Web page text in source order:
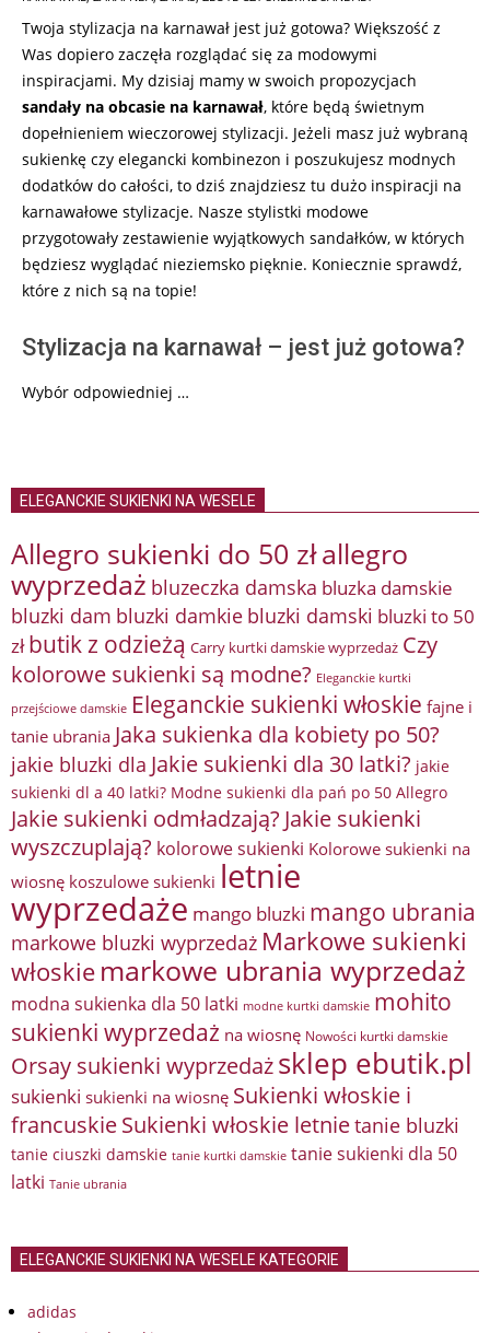
Twoja stylizacja na karnawał jest już gotowa? Większość z
Was dopiero zaczęła rozglądać się za modowymi
inspiracjami. My dzisiaj mamy w swoich propozycjach
sandały na obcasie na karnawał, które będą świetnym
dopełnieniem wieczorowej stylizacji. Jeżeli masz już wybraną
sukienkę czy elegancki kombinezon i poszukujesz modnych
dodatków do całości, to dziś znajdziesz tu dużo inspiracji na
karnawałowe stylizacje. Nasze stylistki modowe
przygotowały zestawienie wyjątkowych sandałków, w których
będziesz wyglądać nieziemsko pięknie. Koniecznie sprawdź,
które z nich są na topie!
Stylizacja na karnawał – jest już gotowa?
Wybór odpowiedniej …
ELEGANCKIE SUKIENKI NA WESELE
Allegro sukienki do 50 złallegro
wyprzedaż bluzeczka damska bluzka damskie
bluzki dam bluzki damkie bluzki damski bluzki to 50
zł butik z odzieżą Carry kurtki damskie wyprzedaż Czy
kolorowe sukienki są modne? Eleganckie kurtki
przejściowe damskie Eleganckie sukienki włoskie fajne i
tanie ubrania Jaka sukienka dla kobiety po 50?
jakie bluzki dla Jakie sukienki dla 30 latki? jakie
sukienki dl a 40 latki? Modne sukienki dla pań po 50 Allegro
Jakie sukienki odmładzają? Jakie sukienki
wyszczuplają? kolorowe sukienki Kolorowe sukienki na
wiosnę koszulowe sukienki letnie
wyprzedaże mango bluzki mango ubrania
markowe bluzki wyprzedaż Markowe sukienki
włoskie markowe ubrania wyprzedaż
modna sukienka dla 50 latki modne kurtki damskie mohito
sukienki wyprzedaż na wiosnę Nowości kurtki damskie
Orsay sukienki wyprzedażsklep ebutik.pl
sukienki sukienki na wiosnę Sukienki włoskie i
francuskieSukienki włoskie letnietanie bluzki
tanie ciuszki damskie tanie kurtki damskie tanie sukienki dla 50
latki Tanie ubrania
ELEGANCKIE SUKIENKI NA WESELE KATEGORIE
adidas